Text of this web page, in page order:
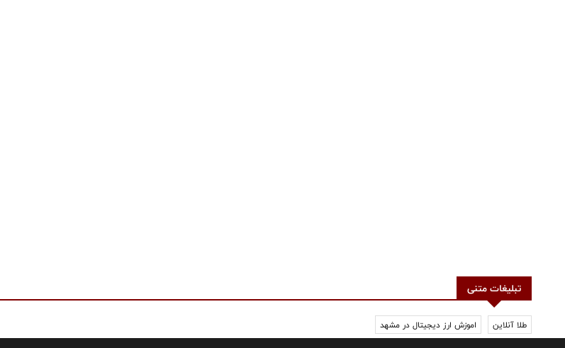
تبلیغات متنی
طلا آنلاین اموزش ارز دیجیتال در مشهد